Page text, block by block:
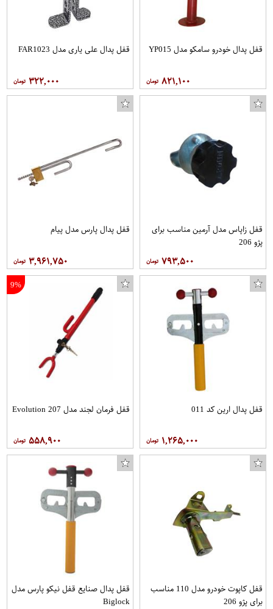
قفل پدال خودرو سامکو مدل YP015
۸۲۱,۱۰۰
قفل پدال علی یاری مدل FAR1023
۳۲۲,۰۰۰
قفل زاپاس مدل آرمین مناسب برای
پژو 206
۷۹۳,۵۰۰
قفل پدال پارس مدل پیام
۳,۹۶۱,۷۵۰
قفل پدال ارین کد 011
۱,۲۶۵,۰۰۰
9%
قفل فرمان لجند مدل Evolution 207
۵۵۸,۹۰۰
قفل کاپوت خودرو مدل 110 مناسب
برای پژو 206
قفل پدال صنایع قفل نیکو پارس مدل
Biglock